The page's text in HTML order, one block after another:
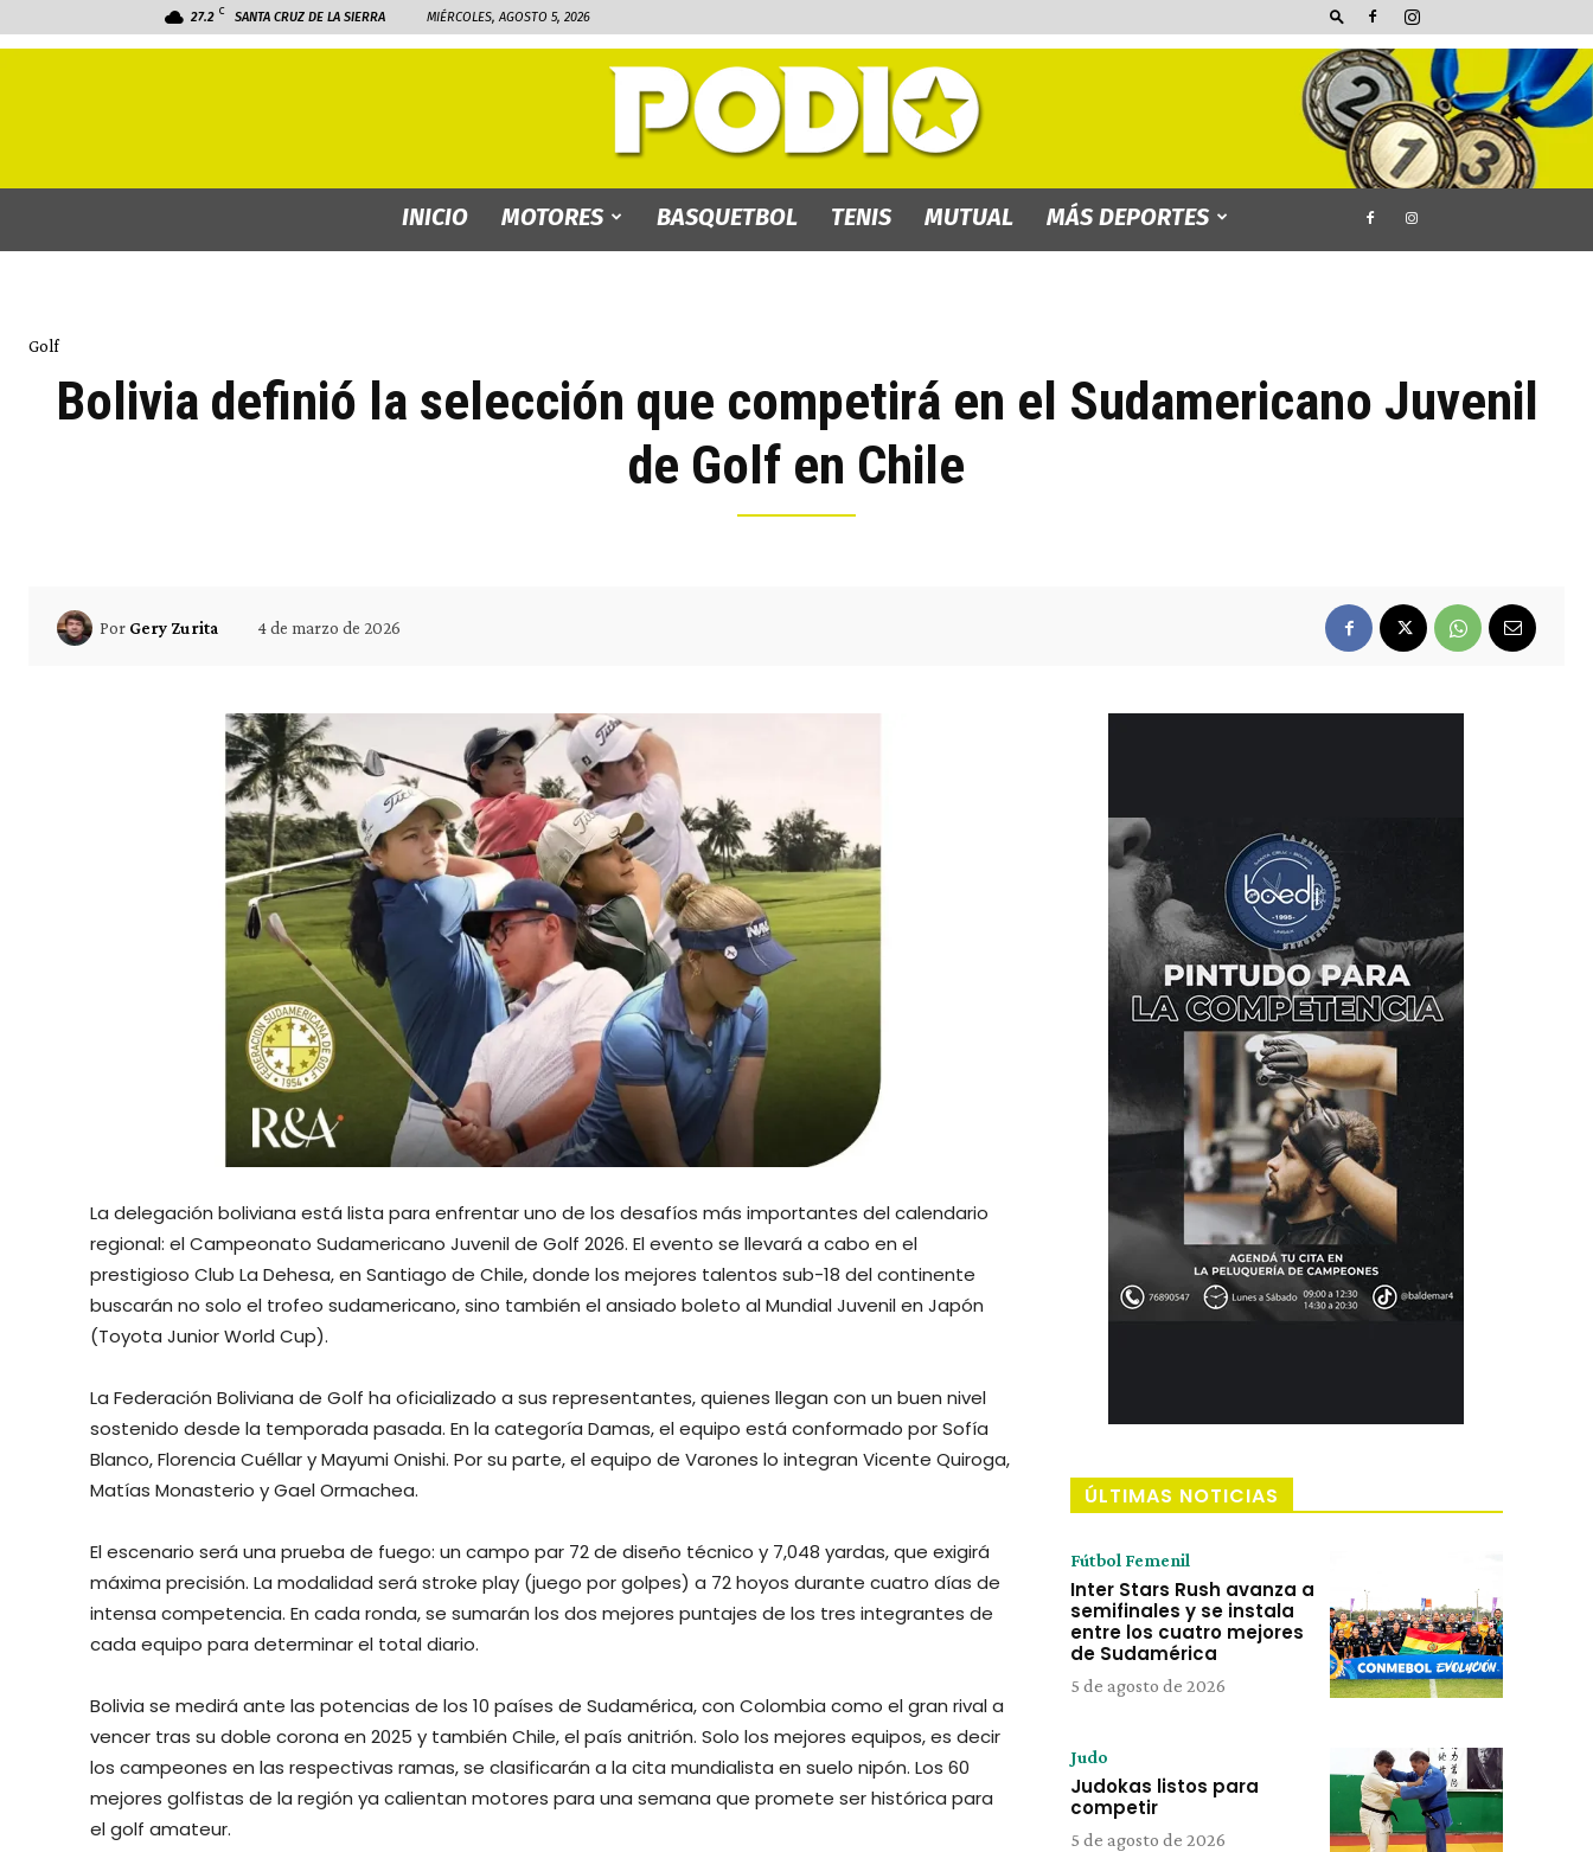
27.2 C SANTA CRUZ DE LA SIERRA MIÉRCOLES, AGOSTO 5, 2026
INICIO MOTORES BASQUETBOL TENIS MUTUAL MÁS DEPORTES
Golf
Bolivia definió la selección que competirá en el Sudamericano Juvenil
de Golf en Chile
Por Gery Zurita 4 de marzo de 2026
La delegación boliviana está lista para enfrentar uno de los desafíos más importantes del calendario
regional: el Campeonato Sudamericano Juvenil de Golf 2026. El evento se llevará a cabo en el
prestigioso Club La Dehesa, en Santiago de Chile, donde los mejores talentos sub-18 del continente
buscarán no solo el trofeo sudamericano, sino también el ansiado boleto al Mundial Juvenil en Japón
(Toyota Junior World Cup).
La Federación Boliviana de Golf ha oficializado a sus representantes, quienes llegan con un buen nivel
sostenido desde la temporada pasada. En la categoría Damas, el equipo está conformado por Sofía
Blanco, Florencia Cuéllar y Mayumi Onishi. Por su parte, el equipo de Varones lo integran Vicente Quiroga,
Matías Monasterio y Gael Ormachea.
El escenario será una prueba de fuego: un campo par 72 de diseño técnico y 7,048 yardas, que exigirá
máxima precisión. La modalidad será stroke play (juego por golpes) a 72 hoyos durante cuatro días de
intensa competencia. En cada ronda, se sumarán los dos mejores puntajes de los tres integrantes de
cada equipo para determinar el total diario.
Bolivia se medirá ante las potencias de los 10 países de Sudamérica, con Colombia como el gran rival a
vencer tras su doble corona en 2025 y también Chile, el país anitrión. Solo los mejores equipos, es decir
los campeones en las respectivas ramas, se clasificarán a la cita mundialista en suelo nipón. Los 60
mejores golfistas de la región ya calientan motores para una semana que promete ser histórica para
el golf amateur.
ÚLTIMAS NOTICIAS
Fútbol Femenil
Inter Stars Rush avanza a
semifinales y se instala
entre los cuatro mejores
de Sudamérica
5 de agosto de 2026
Judo
Judokas listos para
competir
5 de agosto de 2026